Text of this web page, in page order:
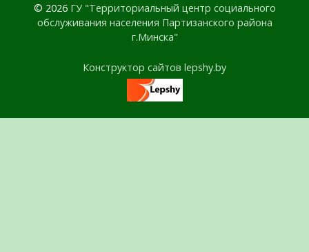
© 2026 ГУ "Территориальный центр социального
обслуживания населения Партизанского района
г.Минска"
Конструктор сайтов lepshy.by